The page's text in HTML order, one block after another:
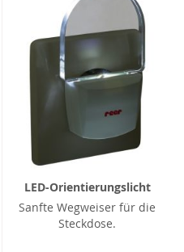
LED-Orientierungslicht
Sanfte Wegweiser für die
Steckdose.